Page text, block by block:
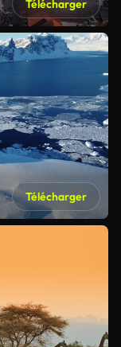
Télécharger
Télécharger